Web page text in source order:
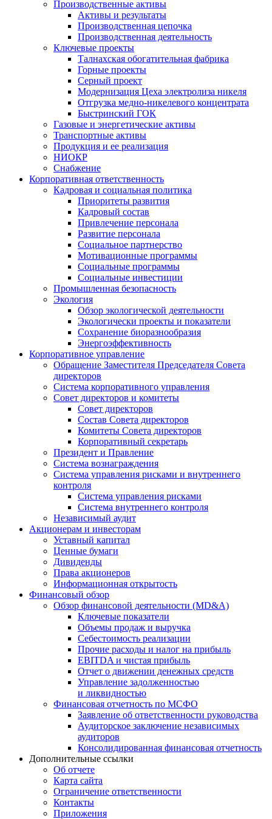
Производственные активы
Активы и результаты
Производственная цепочка
Производственная деятельность
Ключевые проекты
Талнахская обогатительная фабрика
Горные проекты
Серный проект
Модернизация Цеха электролиза никеля
Отгрузка медно-никелевого концентрата
Быстринский ГОК
Газовые и энергетические активы
Транспортные активы
Продукция и ее реализация
НИОКР
Снабжение
Корпоративная ответственность
Кадровая и социальная политика
Приоритеты развития
Кадровый состав
Привлечение персонала
Развитие персонала
Социальное партнерство
Мотивационные программы
Социальные программы
Социальные инвестиции
Промышленная безопасность
Экология
Обзор экологической деятельности
Экологически проекты и показатели
Сохранение биоразнообразия
Энергоэффективность
Корпоративное управление
Обращение Заместителя Председателя Совета
директоров
Система корпоративного управления
Совет директоров и комитеты
Совет директоров
Состав Совета директоров
Комитеты Совета директоров
Корпоративный секретарь
Президент и Правление
Система вознаграждения
Система управления рисками и внутреннего
контроля
Система управления рисками
Система внутреннего контроля
Независимый аудит
Акционерам и инвесторам
Уставный капитал
Ценные бумаги
Дивиденды
Права акционеров
Информационная открытость
Финансовый обзор
Обзор финансовой деятельности (MD&A)
Ключевые показатели
Объемы продаж и выручка
Себестоимость реализации
Прочие расходы и налог на прибыль
EBITDA и чистая прибыль
Отчет о движении денежных средств
Управление задолженностью
и ликвидностью
Финансовая отчетность по МСФО
Заявление об ответственности руководства
Аудиторское заключение независимых
аудиторов
Консолидированная финансовая отчетность
Дополнительные ссылки
Об отчете
Карта сайта
Ограничение ответственности
Контакты
Приложения